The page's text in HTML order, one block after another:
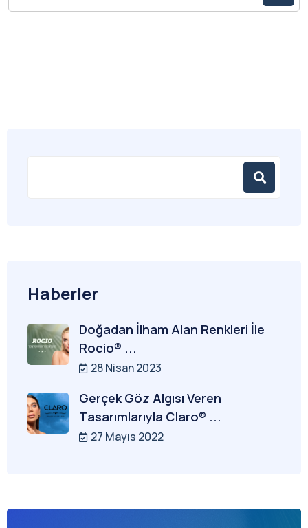
Haberler
Doğadan İlham Alan Renkleri İle
Rocio® ...
28 Nisan 2023
Gerçek Göz Algısı Veren
Tasarımlarıyla Claro® ...
27 Mayıs 2022